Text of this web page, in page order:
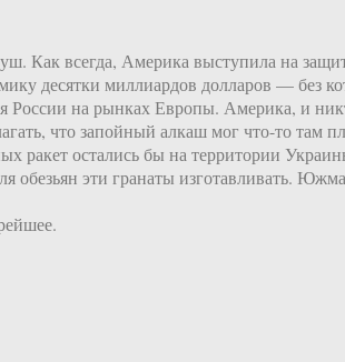
Как всегда, Америка выступила на
десятки миллиардов долларов — без
России на рынках Европы. Америка, и
что запойный алкаш мог что-то там
ракет остались бы на территории
обезьян эти гранаты изготавливать.